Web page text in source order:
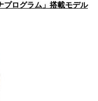
プログラム」搭載モデル